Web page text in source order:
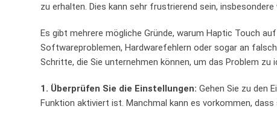
zu erhalten.⁤ Dies⁣ kann sehr frustrierend sein,
Es ⁤gibt mehrere⁢ mögliche Gründe, warum Haptic Touch auf
Softwareproblemen, Hardwarefehlern oder sogar an
Schritte, die Sie‌ unternehmen können, um ⁣das Problem zu
1. Überprüfen Sie die Einstellungen: Gehen Sie zu den
Funktion aktiviert ist. Manchmal kann es vorkommen,